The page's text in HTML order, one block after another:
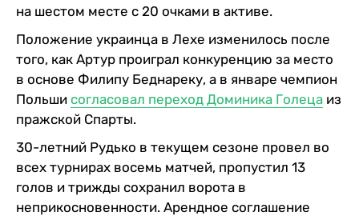
на шестом месте с 20 очками в активе.
Положение украинца в Лехе изменилось после
того, как Артур проиграл конкуренцию за место
в основе Филипу Беднареку, а в январе чемпион
Польши согласовал переход Доминика Голеца из
пражской Спарты.
30-летний Рудько в текущем сезоне провел во
всех турнирах восемь матчей, пропустил 13
голов и трижды сохранил ворота в
неприкосновенности. Арендное соглашение